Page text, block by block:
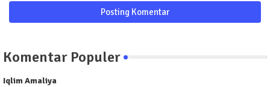
Posting Komentar
Komentar Populer
Iqlim Amaliya